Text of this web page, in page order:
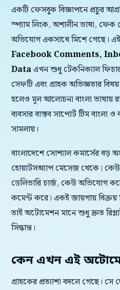
একটি ফেসবুক বিজ্ঞাপনে প্রচুর
স্প্যাম লিংক, অশালীন ভাষা, ফেক
অভিযোগ একসাথে মিশে গেছে।
Facebook Comments,
Dataএখন শুধু টেকনিক্যাল ফিচার
সেফটি এবং গ্রাহক অভিজ্ঞতার
হলেও মূল আলোচনা বাংলা ভাষায়
ব্যবসার বাস্তব সাপোর্ট টিম
সামলায়।
বাংলাদেশে সোশ্যাল কমার্সের বড়
হোয়াটসঅ্যাপ মেসেজ থেকে।
ডেলিভারি চার্জ, কেউ অভিযোগ
কমেন্ট করে। একই জায়গায়
তাই অটোমেশন মানে শুধু দ্রুত
সিদ্ধান্ত।
কেন এখন এই
গ্রাহকের প্রত্যাশা বদলে গেছে।